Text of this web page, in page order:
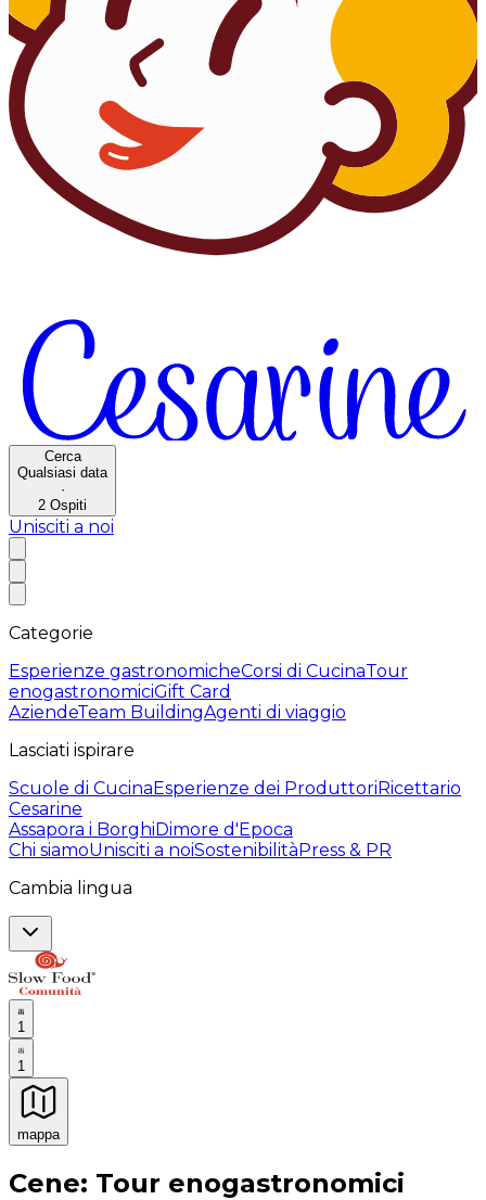
Cerca
Qualsiasi data
·
2 Ospiti
Unisciti a noi
Categorie
Esperienze gastronomicheCorsi di CucinaTour
enogastronomiciGift Card
AziendeTeam BuildingAgenti di viaggio
Lasciati ispirare
Scuole di CucinaEsperienze dei ProduttoriRicettario
Cesarine
Assapora i BorghiDimore d'Epoca
Chi siamoUnisciti a noiSostenibilitàPress & PR
Cambia lingua
1
1
mappa
Esperienze culinarie indimenticabili: Esperienze
Cene: Tour enogastronomici